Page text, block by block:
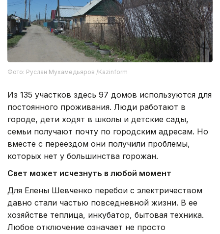
Фото: Руслан Мухамедьяров /Kazinform
Из 135 участков здесь 97 домов используются для
постоянного проживания. Люди работают в
городе, дети ходят в школы и детские сады,
семьи получают почту по городским адресам. Но
вместе с переездом они получили проблемы,
которых нет у большинства горожан.
Свет может исчезнуть в любой момент
Для Елены Шевченко перебои с электричеством
давно стали частью повседневной жизни. В ее
хозяйстве теплица, инкубатор, бытовая техника.
Любое отключение означает не просто